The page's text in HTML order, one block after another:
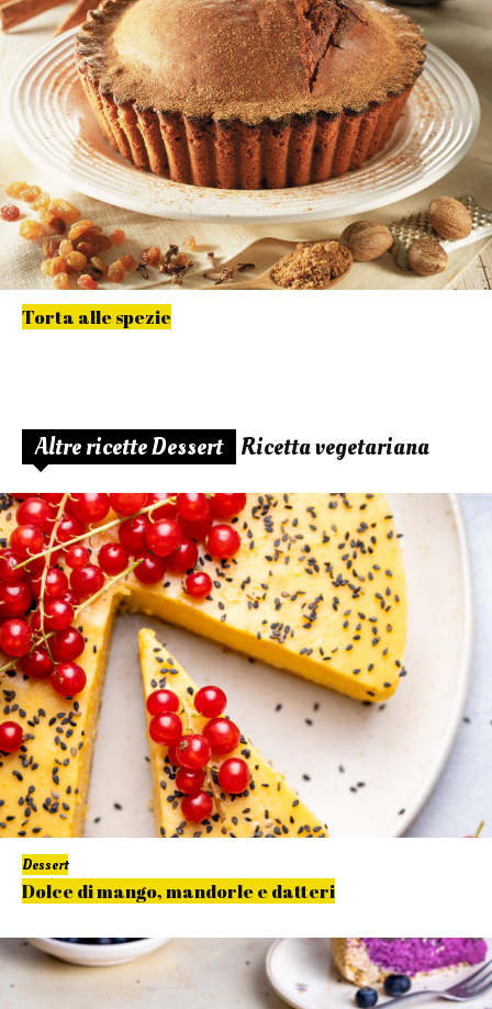
Torta alle spezie
Altre ricette Dessert Ricetta vegetariana
Dessert
Dolce di mango, mandorle e datteri